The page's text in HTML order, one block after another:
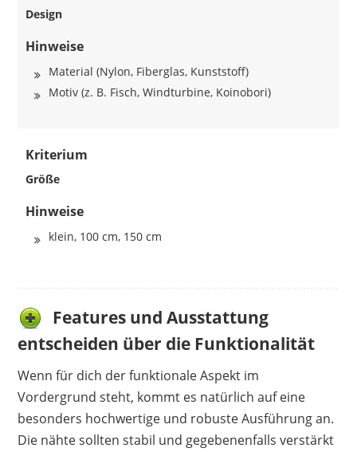
Design
Hinweise
Material (Nylon, Fiberglas, Kunststoff)
Motiv (z. B. Fisch, Windturbine, Koinobori)
Kriterium
Größe
Hinweise
klein, 100 cm, 150 cm
Features und Ausstattung
entscheiden über die Funktionalität
Wenn für dich der funktionale Aspekt im
Vordergrund steht, kommt es natürlich auf eine
besonders hochwertige und robuste Ausführung an.
Die nähte sollten stabil und gegebenenfalls verstärkt